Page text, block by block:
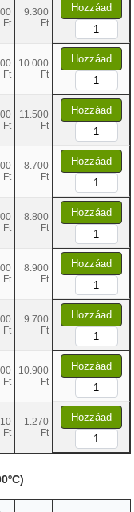
Ft
9.300
Ft
Hozzáad
Ft
10.000
Ft
Hozzáad
Ft
11.500
Ft
Hozzáad
Ft
8.700
Ft
Hozzáad
Ft
8.800
Ft
Hozzáad
Ft
8.900
Ft
Hozzáad
Ft
9.700
Ft
Hozzáad
Ft
10.900
Ft
Hozzáad
Ft
1.270
Ft
Hozzáad